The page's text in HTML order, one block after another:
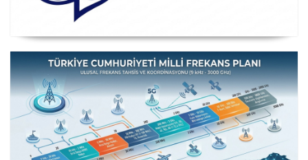
Posta ve Telekomünikasyon İdareleri Avrupa Konferansı